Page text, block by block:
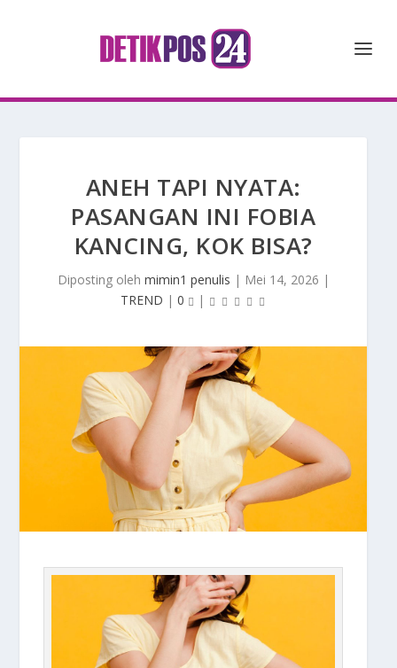
ANEH TAPI NYATA:
PASANGAN INI FOBIA
KANCING, KOK BISA?
Diposting oleh mimin1 penulis | Mei 14, 2026 |
TREND | 0 |